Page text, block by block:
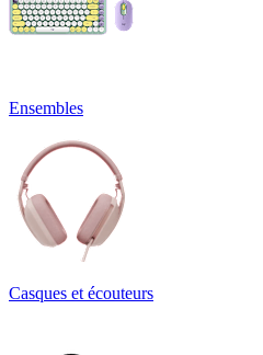
Ensembles
Casques et écouteurs